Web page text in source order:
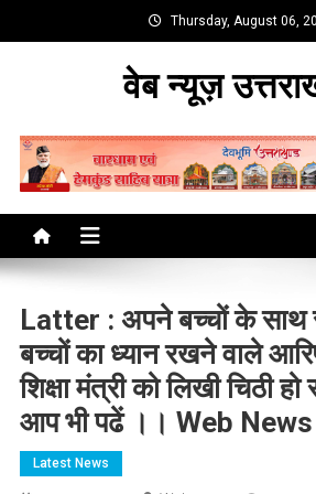
to
Thursday, August 06,
वेब न्यूज़
Latter : अपने बच्चों के
बच्चों का ध्यान रखने वाले
शिक्षा मंत्री को लिखी चिठी हो
आप भी पढें ।। Web
Latest News